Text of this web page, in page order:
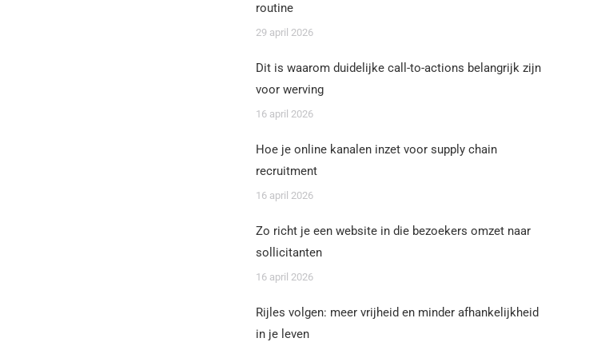
routine
29 april 2026
Dit is waarom duidelijke call-to-actions belangrijk zijn
voor werving
16 april 2026
Hoe je online kanalen inzet voor supply chain
recruitment
16 april 2026
Zo richt je een website in die bezoekers omzet naar
sollicitanten
16 april 2026
Rijles volgen: meer vrijheid en minder afhankelijkheid
in je leven